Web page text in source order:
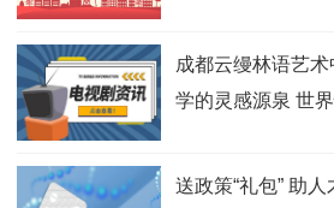
成都云缦林语艺
学的灵感源泉 世
送政策“礼包” 助